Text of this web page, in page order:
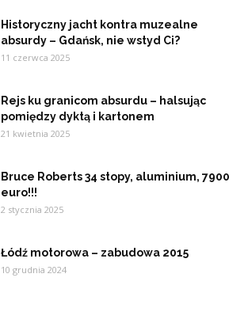
Historyczny jacht kontra muzealne
absurdy – Gdańsk, nie wstyd Ci?
11 czerwca 2025
Rejs ku granicom absurdu – halsując
pomiędzy dyktą i kartonem
21 kwietnia 2025
Bruce Roberts 34 stopy, aluminium, 7900
euro!!!
2 stycznia 2025
Łódź motorowa – zabudowa 2015
10 grudnia 2024